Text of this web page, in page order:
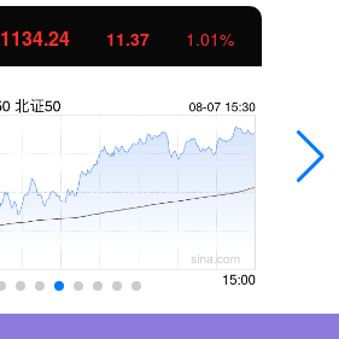
1134.24 11.37 1.01%